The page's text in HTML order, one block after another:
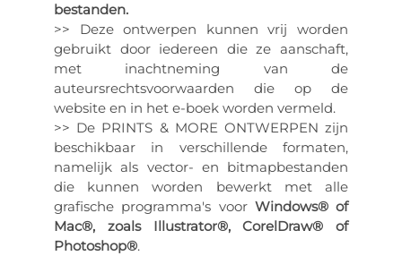
bestanden.
>> Deze ontwerpen kunnen vrij worden
gebruikt door iedereen die ze aanschaft,
met inachtneming van de
auteursrechtsvoorwaarden die op de
website en in het e-boek worden vermeld.
>> De PRINTS & MORE ONTWERPEN zijn
beschikbaar in verschillende formaten,
namelijk als vector- en bitmapbestanden
die kunnen worden bewerkt met alle
grafische programma's voor Windows® of
Mac®, zoals Illustrator®, CorelDraw® of
Photoshop®.